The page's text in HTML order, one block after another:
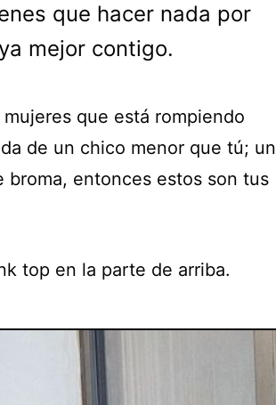
que hacer nada por
mejor contigo.
que está rompiendo
de un chico menor que tú; un
entonces estos son tus
top en la parte de arriba.